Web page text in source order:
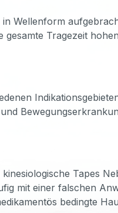
Wellenform
Tragezeit
Tapes
mit einer falschen
bedingte